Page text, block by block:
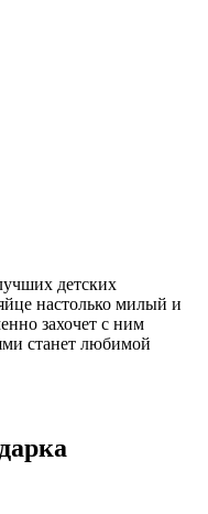
детских
настолько милый и
захочет с ним
станет любимой